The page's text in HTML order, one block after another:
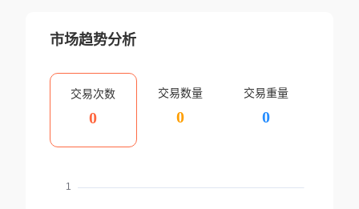
市场趋势分析
交易次数
0
交易数量
0
交易重量
0